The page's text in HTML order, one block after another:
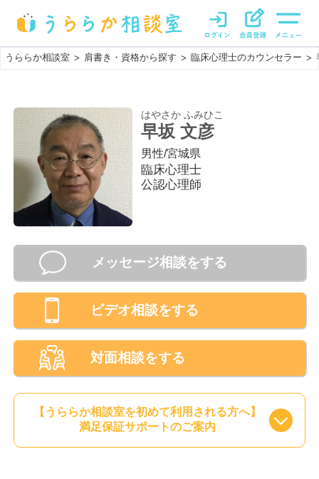
うららか相談室 > 肩書き・資格から探す > 臨床心理士のカウンセラー >
はやさか ふみひこ
早坂 文彦
男性/宮城県
臨床心理士
公認心理師
メッセージ相談をする
ビデオ相談をする
対面相談をする
【うららか相談室を初めて利用される方へ】
満足保証サポートのご案内